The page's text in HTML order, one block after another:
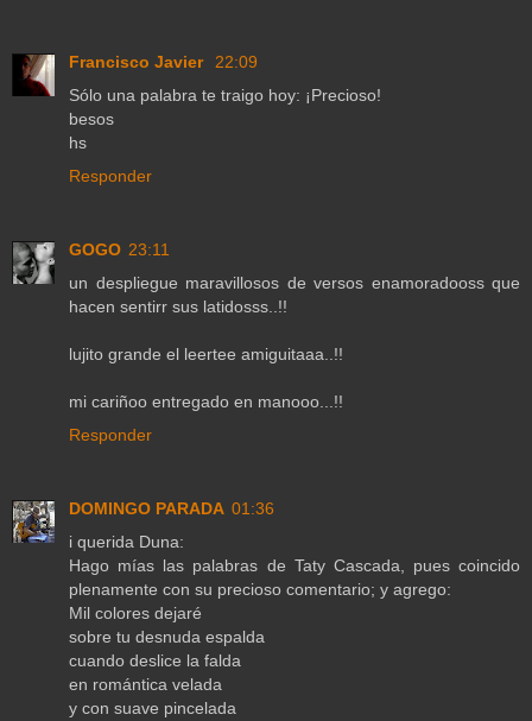
Francisco Javier
22:09
Sólo una palabra te traigo hoy: ¡Precioso!
besos
hs
Responder
GOGO 23:11
un despliegue maravillosos de versos enamoradooss que
hacen sentirr sus latidosss..!!
lujito grande el leertee amiguitaaa..!!
mi cariñoo entregado en manooo...!!
Responder
DOMINGO PARADA 01:36
i querida Duna:
Hago mías las palabras de Taty Cascada, pues coincido
plenamente con su precioso comentario; y agrego:
Mil colores dejaré
sobre tu desnuda espalda
cuando deslice la falda
en romántica velada
y con suave pincelada